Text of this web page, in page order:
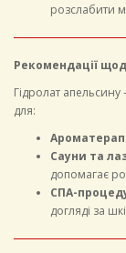
розслабити
Рекомендації
Гідролат
для:
Сауни та
допомагає
СПА-
догляді за